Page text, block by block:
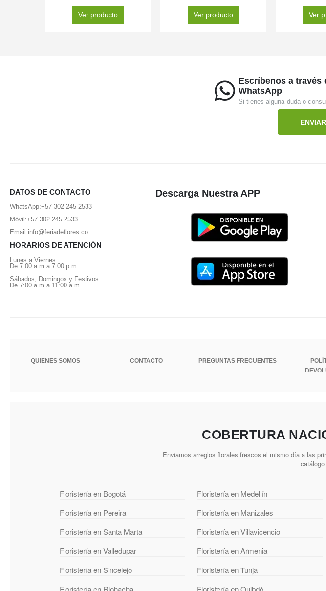
Ver producto Ver producto Ver
Escríbenos a través
WhatsApp
Si tienes alguna duda o
DATOS DE CONTACTO
WhatsApp:+57 302 245 2533
Móvil:+57 302 245 2533
Email:info@feriadeflores.co
HORARIOS DE ATENCIÓN
Lunes a Viernes
De 7:00 a.m a 7:00 p.m
Sábados, Domingos y Festivos
De 7:00 a.m a 11:00 a.m
Descarga Nuestra APP
QUIENES SOMOS CONTACTO PREGUNTAS FRECUENTES
COBERTURA
Enviamos arreglos florales frescos el mismo día a las
Floristería en Bogotá Floristería en Medellín
Floristería en Pereira
Floristería en Manizales
Floristería en Santa Marta
Floristería en Villavicencio
Floristería en Valledupar
Floristería en Armenia
Floristería en Sincelejo
Floristería en Tunja
Floristería en Riohacha
Floristería en Quibdó